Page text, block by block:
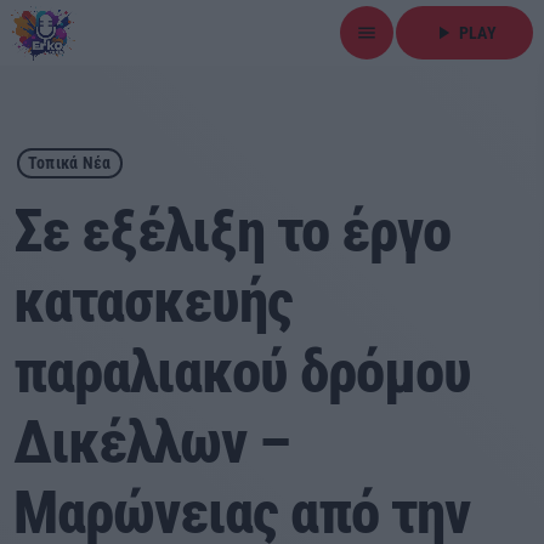
menu play_arrow PLAY
close
play_arrow ΕΡΚΟ
Αρχική
Εκπομπές
Ειδήσεις
Αθλητικά
Τοπικά Νέα
Σε εξέλιξη το έργο
κατασκευής
παραλιακού δρόμου
Δικέλλων –
Μαρώνειας από την